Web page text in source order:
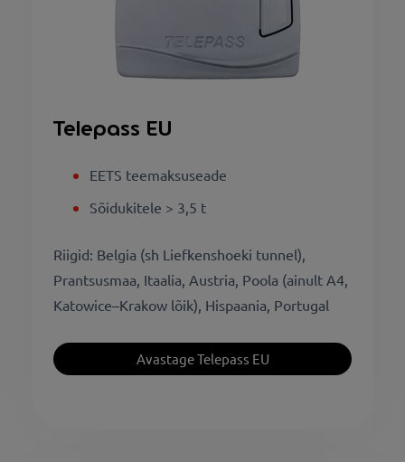
Telepass EU
EETS teemaksuseade
Sõidukitele > 3,5 t
Riigid: Belgia (sh Liefkenshoeki tunnel),
Prantsusmaa, Itaalia, Austria, Poola (ainult A4,
Katowice–Krakow lõik), Hispaania, Portugal
Avastage Telepass EU